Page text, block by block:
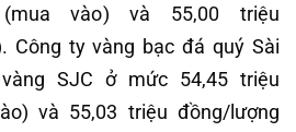
vào) và 55,00 triệu
Công ty vàng bạc đá quý Sài
SJC ở mức 54,45 triệu
và 55,03 triệu đồng/lượng